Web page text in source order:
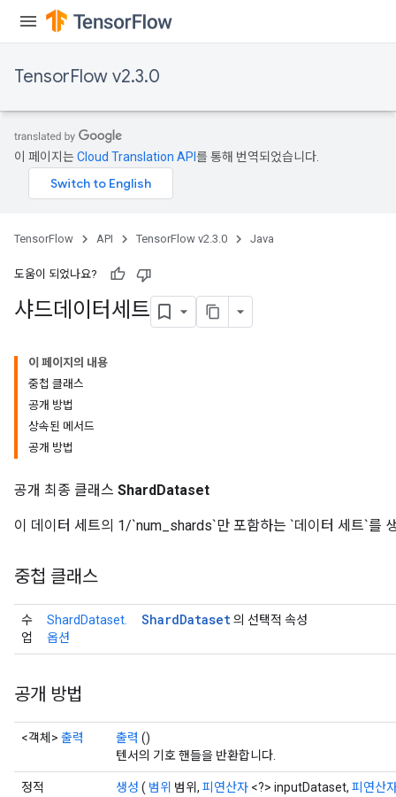
TensorFlow v2.3.0
이 페이지는Cloud Translation API 를 통해 번역되었습니다.
TensorFlow API TensorFlow v2.3.0 Java
도움이 되었나요?
샤드데이터세트
이 페이지의 내용
중첩 클래스
공개 방법
상속된 메서드
공개 방법
공개 최종 클래스 ShardDataset
이 데이터 세트의 1/`num_shards`만 포함하는 `데이터 세트`를
중첩 클래스
수
업
ShardDataset.
옵션
ShardDataset의 선택적 속성
공개 방법
<객체> 출력 출력 ()
텐서의 기호 핸들을 반환합니다.
정적
생성 ( 범위 범위, 피연산자 <?> inputDataset, 피연산